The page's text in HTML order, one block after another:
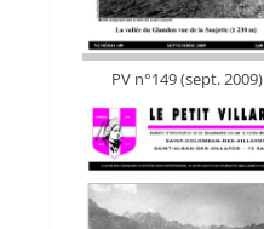
PV n°149 (sept. 2009)